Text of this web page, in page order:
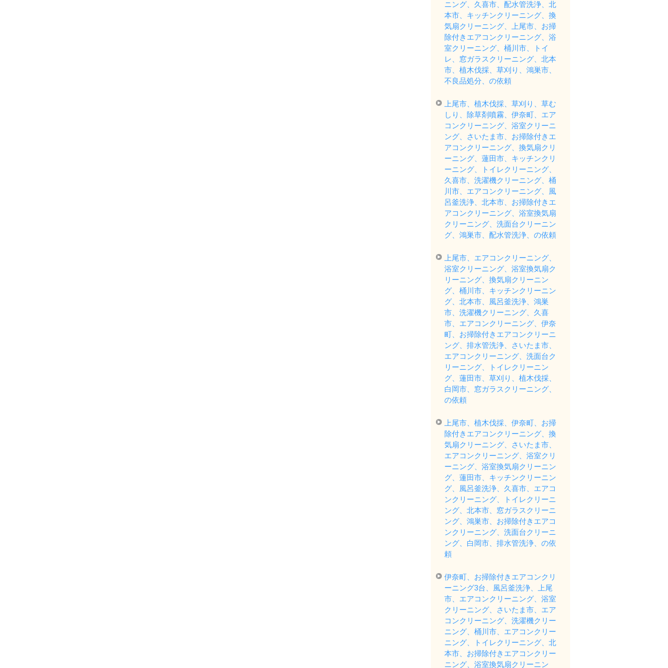
ニング、久喜市、配水管洗浄、北
本市、キッチンクリーニング、換
気扇クリーニング、上尾市、お掃
除付きエアコンクリーニング、浴
室クリーニング、桶川市、トイ
レ、窓ガラスクリーニング、北本
市、植木伐採、草刈り、鴻巣市、
不良品処分、の依頼
上尾市、植木伐採、草刈り、草む
しり、除草剤噴霧、伊奈町、エア
コンクリーニング、浴室クリーニ
ング、さいたま市、お掃除付きエ
アコンクリーニング、換気扇クリ
ーニング、蓮田市、キッチンクリ
ーニング、トイレクリーニング、
久喜市、洗濯機クリーニング、桶
川市、エアコンクリーニング、風
呂釜洗浄、北本市、お掃除付きエ
アコンクリーニング、浴室換気扇
クリーニング、洗面台クリーニン
グ、鴻巣市、配水管洗浄、の依頼
上尾市、エアコンクリーニング、
浴室クリーニング、浴室換気扇ク
リーニング、換気扇クリーニン
グ、桶川市、キッチンクリーニン
グ、北本市、風呂釜洗浄、鴻巣
市、洗濯機クリーニング、久喜
市、エアコンクリーニング、伊奈
町、お掃除付きエアコンクリーニ
ング、排水管洗浄、さいたま市、
エアコンクリーニング、洗面台ク
リーニング、トイレクリーニン
グ、蓮田市、草刈り、植木伐採、
白岡市、窓ガラスクリーニング、
の依頼
上尾市、植木伐採、伊奈町、お掃
除付きエアコンクリーニング、換
気扇クリーニング、さいたま市、
エアコンクリーニング、浴室クリ
ーニング、浴室換気扇クリーニン
グ、蓮田市、キッチンクリーニン
グ、風呂釜洗浄、久喜市、エアコ
ンクリーニング、トイレクリーニ
ング、北本市、窓ガラスクリーニ
ング、鴻巣市、お掃除付きエアコ
ンクリーニング、洗面台クリーニ
ング、白岡市、排水管洗浄、の依
頼
伊奈町、お掃除付きエアコンクリ
ーニング3台、風呂釜洗浄、上尾
市、エアコンクリーニング、浴室
クリーニング、さいたま市、エア
コンクリーニング、洗濯機クリー
ニング、桶川市、エアコンクリー
ニング、トイレクリーニング、北
本市、お掃除付きエアコンクリー
ニング、浴室換気扇クリーニン